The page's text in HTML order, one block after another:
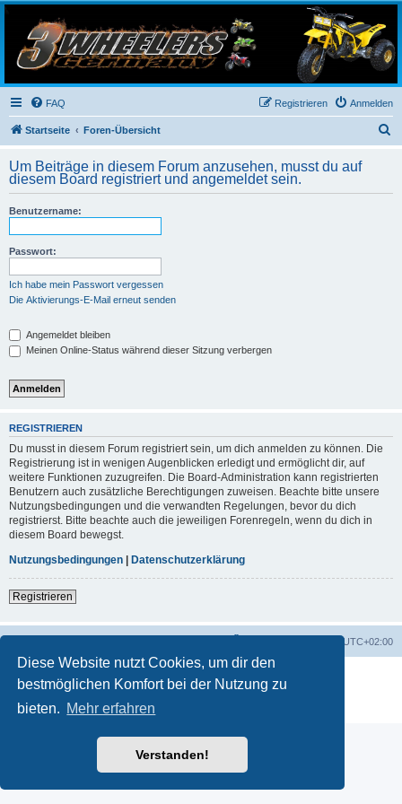
Diese Website nutzt Cookies, um dir den
bestmöglichen Komfort bei der Nutzung zu
bieten. Mehr erfahren
Verstanden!
3-Wheelers Germany
Honda, Yamaha, Kawasaki Trike
FAQ Anmelden
Registrieren
Startseite Foren-Übersicht
h
Um Beiträge in diesem Forum anzusehen, musst du auf
diesem Board registriert und angemeldet sein.
Benutzername:
Passwort:
Ich habe mein Passwort vergessen
Die Aktivierungs-E-Mail erneut senden
Angemeldet bleiben
Meinen Online-Status während dieser Sitzung verbergen
REGISTRIEREN
Du musst in diesem Forum registriert sein, um dich anmelden zu können. Die
Registrierung ist in wenigen Augenblicken erledigt und ermöglicht dir, auf
weitere Funktionen zuzugreifen. Die Board-Administration kann registrierten
Benutzern auch zusätzliche Berechtigungen zuweisen. Beachte bitte unsere
Nutzungsbedingungen und die verwandten Regelungen, bevor du dich
registrierst. Bitte beachte auch die jeweiligen Forenregeln, wenn du dich in
diesem Board bewegst.
Nutzungsbedingungen
Datenschutzerklärung
Registrieren
UTC+02:00
Deutsche Übersetzung durchphpBB.de
Datenschutz